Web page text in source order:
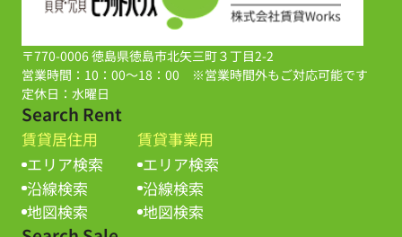
〒770-0006 徳島県徳島市北矢三町３丁目2-2
営業時間：10：00～18：00 ※営業時間外もご対応可能です
定休日：水曜日
Search Rent
賃貸居住用
エリア検索
沿線検索
地図検索
賃貸事業用
エリア検索
沿線検索
地図検索